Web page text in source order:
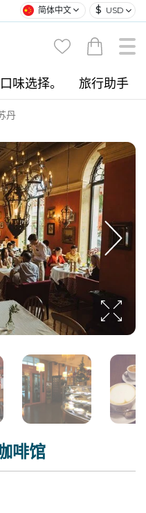
简体中文 $ USD
味选择。 旅行助手
丹
啡馆